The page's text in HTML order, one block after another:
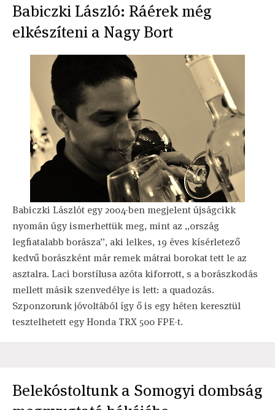
Babiczki László: Ráérek még
elkészíteni a Nagy Bort
Babiczki Lászlót egy 2004-ben megjelent újságcikk
nyomán úgy ismerhettük meg, mint az „ország
legfiatalabb borásza”, aki lelkes, 19 éves kísérletező
kedvű borászként már remek mátrai borokat tett le az
asztalra. Laci borstílusa azóta kiforrott, s a borászkodás
mellett másik szenvedélye is lett: a quadozás.
Szponzorunk jóvoltából így ő is egy héten keresztül
tesztelhetett egy Honda TRX 500 FPE-t.
Belekóstoltunk a Somogyi dombság